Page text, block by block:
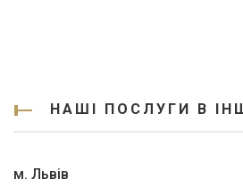
НАШІ ПОСЛУГИ В
м. Львів